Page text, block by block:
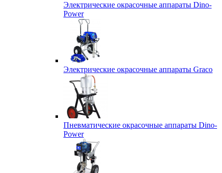
Электрические окрасочные аппараты Dino-
Power
Электрические окрасочные аппараты Graco
Пневматические окрасочные аппараты Dino-
Power